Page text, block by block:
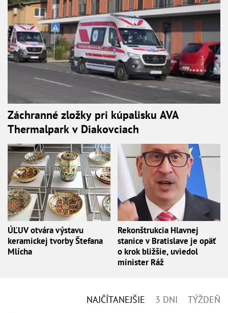
Záchranné zložky pri kúpalisku AVA
Thermalpark v Diakovciach
ÚĽUV otvára výstavu
keramickej tvorby Štefana
Mlícha
Rekonštrukcia Hlavnej
stanice v Bratislave je opäť
o krok bližšie, uviedol
minister Ráž
NAJČÍTANEJŠIE 3 DNI TÝŽDEŇ